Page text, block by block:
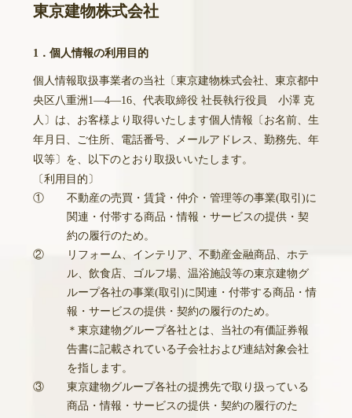
東京建物株式会社
1．個人情報の利用目的
個人情報取扱事業者の当社〔東京建物株式会社、東京都中
央区八重洲1―4―16、代表取締役 社長執行役員 小澤 克
人〕は、お客様より取得いたします個人情報〔お名前、生
年月日、ご住所、電話番号、メールアドレス、勤務先、年
収等〕を、以下のとおり取扱いいたします。
〔利用目的〕
①
不動産の売買・賃貸・仲介・管理等の事業(取引)に
関連・付帯する商品・情報・サービスの提供・契
約の履行のため。
②
リフォーム、インテリア、不動産金融商品、ホテ
ル、飲食店、ゴルフ場、温浴施設等の東京建物グ
ループ各社の事業(取引)に関連・付帯する商品・情
報・サービスの提供・契約の履行のため。
＊東京建物グループ各社とは、当社の有価証券報
告書に記載されている子会社および連結対象会社
を指します。
③
東京建物グループ各社の提携先で取り扱っている
商品・情報・サービスの提供・契約の履行のた